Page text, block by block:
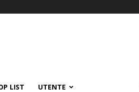
LIST UTENTE